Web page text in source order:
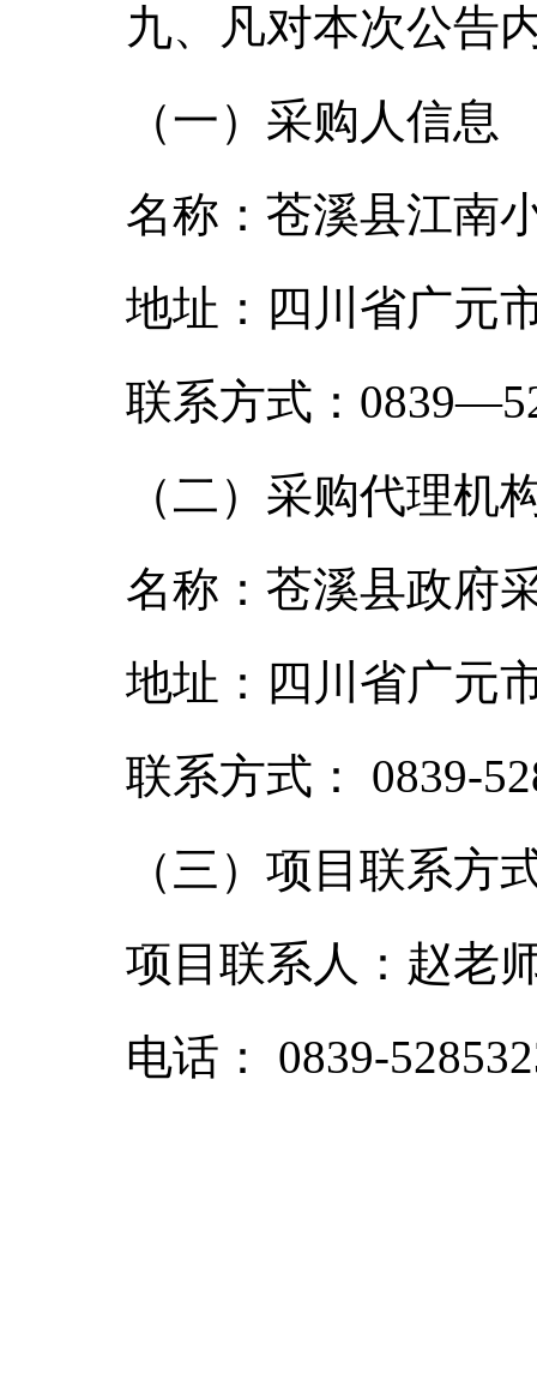
九、凡对本次公告
（一）采购人信息
名称：苍溪县江南
地址：四川省广元
联系方式：
（二）采购代理机
名称：苍溪县政府
地址：四川省广元
联系方式： 0839-
（三）项目联系方
项目联系人：赵老
电话： 0839-